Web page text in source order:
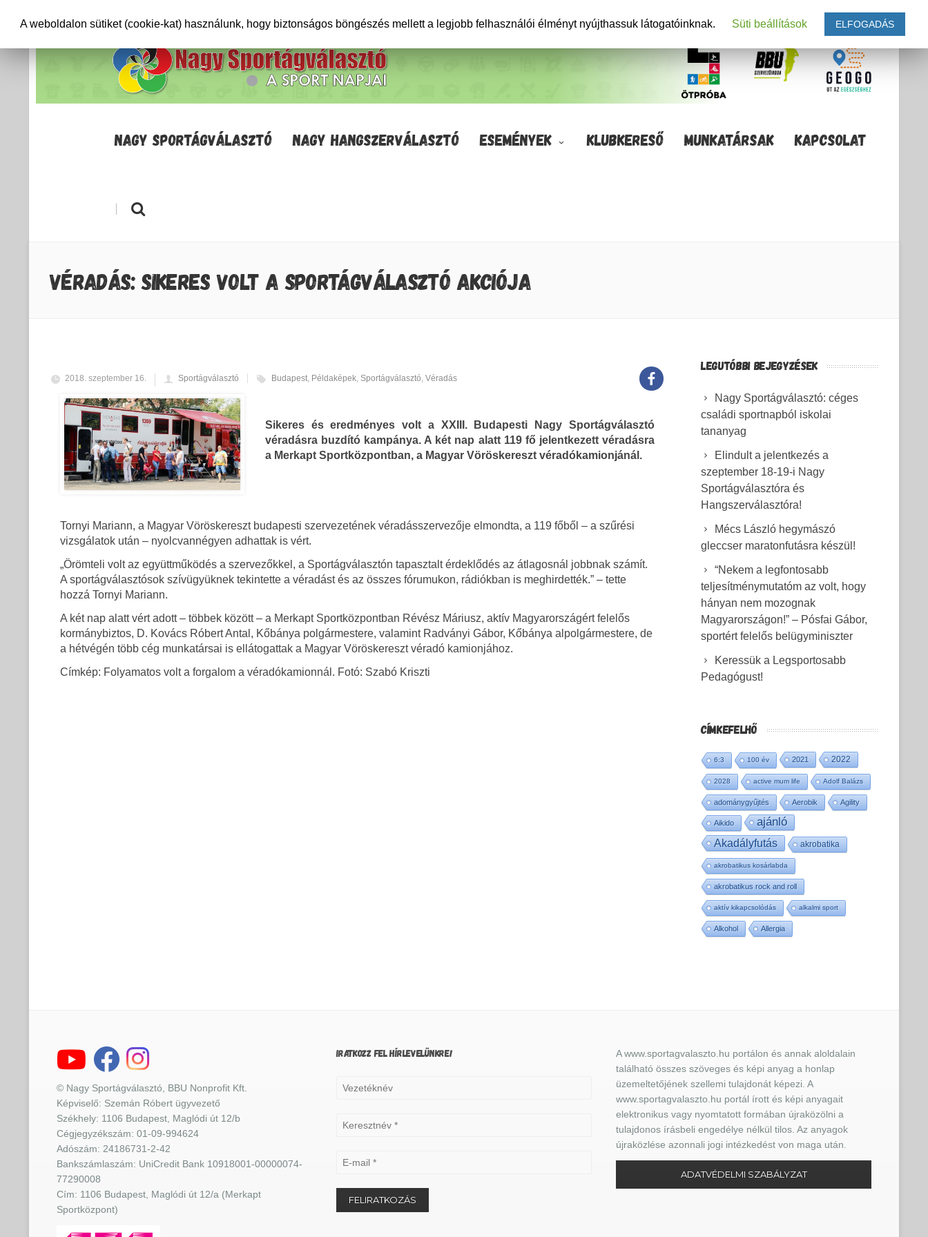
NAGY SPORTÁGVÁLASZTÓ NAGY HANGSZERVÁLASZTÓ ESEMÉNYEK KLUBKERESŐ MUNKATÁRSAK KAPCSOLAT
|
VÉRADÁS: SIKERES VOLT A SPORTÁGVÁLASZTÓ AKCIÓJA
2018. szeptember 16. Sportágválasztó Budapest, Példaképek, Sportágválasztó, Véradás
Sikeres és eredményes volt a XXIII. Budapesti Nagy Sportágválasztó
véradásra buzdító kampánya. A két nap alatt 119 fő jelentkezett véradásra
a Merkapt Sportközpontban, a Magyar Vöröskereszt véradókamionjánál.
Tornyi Mariann, a Magyar Vöröskereszt budapesti szervezetének véradásszervezője elmondta, a 119 főből – a szűrési
vizsgálatok után – nyolcvannégyen adhattak is vért.
„Örömteli volt az együttműködés a szervezőkkel, a Sportágválasztón tapasztalt érdeklődés az átlagosnál jobbnak számít.
A sportágválasztósok szívügyüknek tekintette a véradást és az összes fórumukon, rádiókban is meghirdették.” – tette
hozzá Tornyi Mariann.
A két nap alatt vért adott – többek között – a Merkapt Sportközpontban Révész Máriusz, aktív Magyarországért felelős
kormánybiztos, D. Kovács Róbert Antal, Kőbánya polgármestere, valamint Radványi Gábor, Kőbánya alpolgármestere, de
a hétvégén több cég munkatársai is ellátogattak a Magyar Vöröskereszt véradó kamionjához.
Címkép: Folyamatos volt a forgalom a véradókamionnál. Fotó: Szabó Kriszti
LEGUTÓBBI BEJEGYZÉSEK
Nagy Sportágválasztó: céges
családi sportnapból iskolai
tananyag
Elindult a jelentkezés a
szeptember 18-19-i Nagy
Sportágválasztóra és
Hangszerválasztóra!
Mécs László hegymászó
gleccser maratonfutásra készül!
“Nekem a legfontosabb
teljesítménymutatóm az volt, hogy
hányan nem mozognak
Magyarországon!” – Pósfai Gábor,
sportért felelős belügyminiszter
Keressük a Legsportosabb
Pedagógust!
CÍMKEFELHŐ
6:3 100 év 2021 2022
2028 active mum life Adolf Balázs
adománygyűjtés Aerobik Agility
Aikido ajánló
Akadályfutás akrobatika
akrobatikus kosárlabda
akrobatikus rock and roll
aktív kikapcsolódás alkalmi sport
Alkohol Allergia
© Nagy Sportágválasztó, BBU Nonprofit Kft.
Képviselő: Szemán Róbert ügyvezető
Székhely: 1106 Budapest, Maglódi út 12/b
Cégjegyzékszám: 01-09-994624
Adószám: 24186731-2-42
Bankszámlaszám: UniCredit Bank 10918001-00000074-
77290008
Cím: 1106 Budapest, Maglódi út 12/a (Merkapt
Sportközpont)
IRATKOZZ FEL HÍRLEVELÜNKRE!
A www.sportagvalaszto.hu portálon és annak aloldalain
található összes szöveges és képi anyag a honlap
üzemeltetőjének szellemi tulajdonát képezi. A
www.sportagvalaszto.hu portál írott és képi anyagait
elektronikus vagy nyomtatott formában újraközölni a
tulajdonos írásbeli engedélye nélkül tilos. Az anyagok
újraközlése azonnali jogi intézkedést von maga után.
ADATVÉDELMI SZABÁLYZAT
A weboldalon sütiket (cookie-kat) használunk, hogy biztonságos böngészés mellett a legjobb felhasználói élményt nyújthassuk látogatóinknak. Süti beállítások ELFOGADÁS